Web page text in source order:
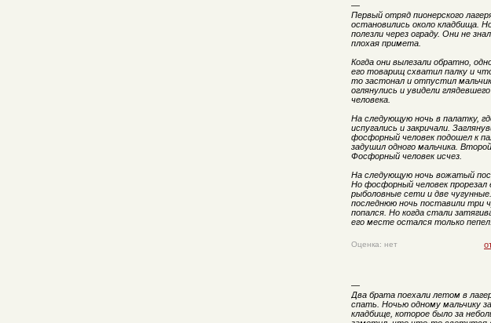
—
Первый отряд пионерского
остановились около кладбища.
полезли через ограду. Они не
плохая примета.
Когда они вылезали обратно,
его товарищ схватил палку и
то застонал и отпустил
оглянулись и увидели
человека.
На следующую ночь в палатку,
испугались и закричали.
фосфорный человек подошел к
задушил одного мальчика.
Фосфорный человек исчез.
На следующую ночь вожатый
Но фосфорный человек
рыболовные сети и две
последнюю ночь поставили три
попался. Но когда стали
его месте остался только пепел.
Оценка: нет
—
Два брата поехали летом в
спать. Ночью одному мальчику
кладбище, которое было за